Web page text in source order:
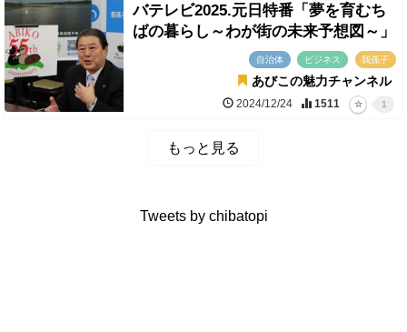
バテレビ2025.元日特番「夢を育むち
ばの暮らし～わが街の未来予想図～」
自治体 ビジネス 我孫子
あびこの魅力チャンネル
2024/12/24 1511 1
もっと見る
Tweets by chibatopi